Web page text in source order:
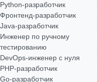
Python-разработчик
Фронтенд-разработчик
Java-разработчик
Инженер по ручному
тестированию
DevOps-инженер с нуля
РНР-разработчик
Go-разработчик